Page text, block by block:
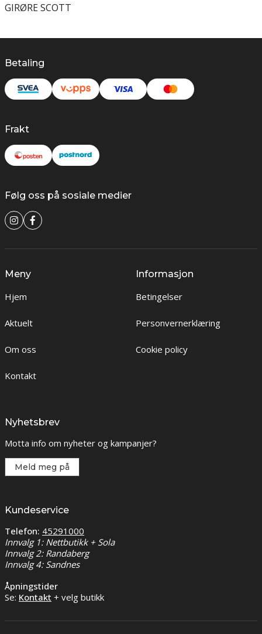
GIRØRE SCOTT
Betaling
Frakt
Følg oss på sosiale medier
Meny
Hjem
Aktuelt
Om oss
Kontakt
Informasjon
Betingelser
Personvernerklæring
Cookie policy
Nyhetsbrev
Motta info om nyheter og kampanjer?
Meld meg på
Kundeservice
Telefon: 45291000
Innvalg 1: Nettbutikk + Sola
Innvalg 2: Randaberg
Innvalg 4: Sandnes
Åpningstider
Se: Kontakt + velg butikk